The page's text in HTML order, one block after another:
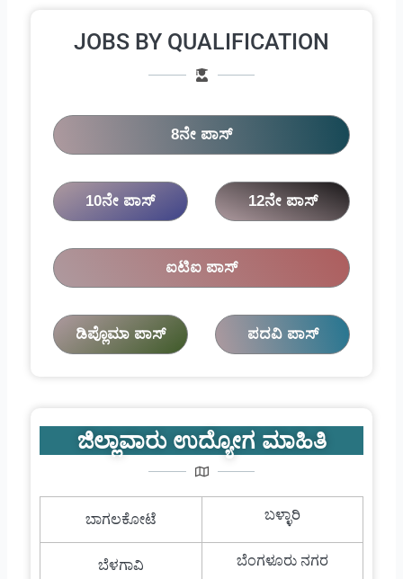
JOBS BY QUALIFICATION
8ನೇ ಪಾಸ್
10ನೇ ಪಾಸ್ 12ನೇ ಪಾಸ್
ಐಟಿಐ ಪಾಸ್
ಡಿಪ್ಲೊಮಾ ಪಾಸ್ ಪದವಿ ಪಾಸ್
ಜಿಲ್ಲಾವಾರು ಉದ್ಯೋಗ ಮಾಹಿತಿ
ಬಾಗಲಕೋಟೆ ಬಳ್ಳಾರಿ
ಬೆಳಗಾವಿ ಬೆಂಗಳೂರು ನಗರ